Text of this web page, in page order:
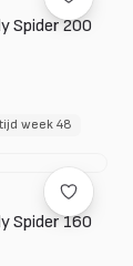
Spider 200
week 48
Spider 160